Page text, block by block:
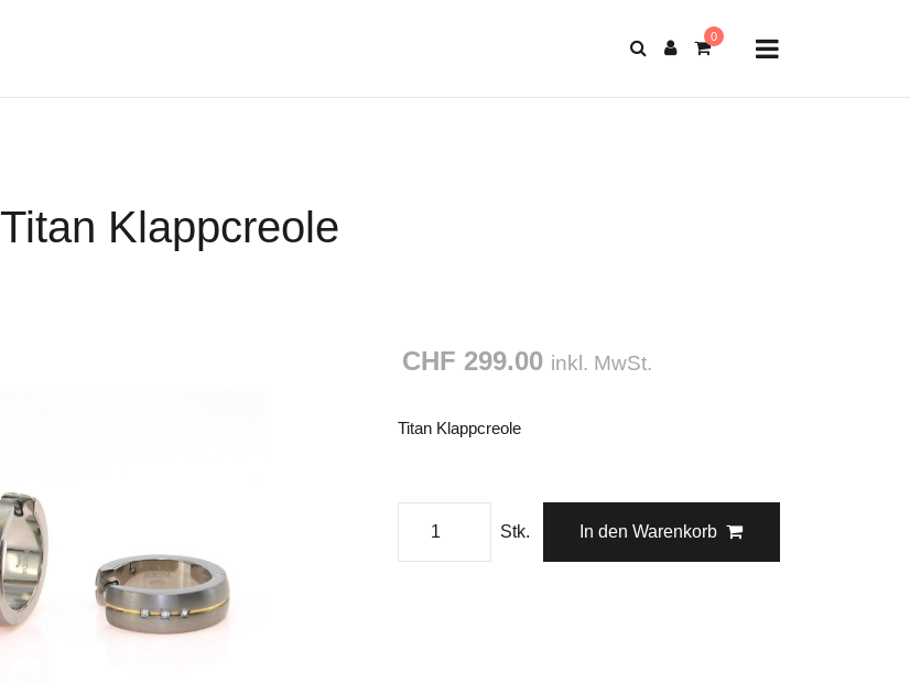
Titan Klappcreole
CHF 299.00 inkl. MwSt.
Titan Klappcreole
Stk. In den Warenkorb